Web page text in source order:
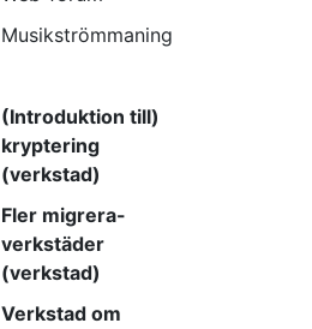
Musikströmmaning
(Introduktion till)
kryptering
(verkstad)
Fler migrera-
verkstäder
(verkstad)
Verkstad om